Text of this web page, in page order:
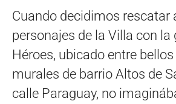
Cuando decidimos rescatar
personajes de la Villa con la
Héroes, ubicado entre
murales de barrio Altos de
calle Paraguay, no